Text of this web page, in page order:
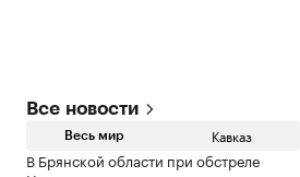
Все новости
Весь мир Кавказ
В Брянской области при обстреле